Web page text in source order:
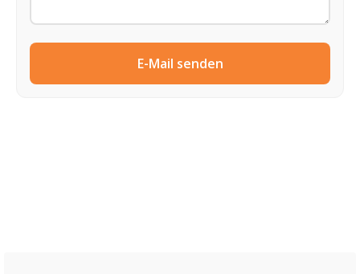
E-Mail senden